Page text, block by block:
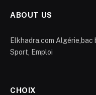
ABOUT US
Elkhadra.com Algérie,bac
Sport, Emploi
CHOIX